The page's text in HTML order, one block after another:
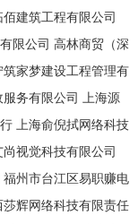
佰建筑工程有限公司
限公司 高林商贸（深
筑家梦建设工程管理有
务有限公司
上海源
上海俞倪拭网络科技
尚视觉科技有限公司
福州市台江区易职赚电
莎辉网络科技有限责任